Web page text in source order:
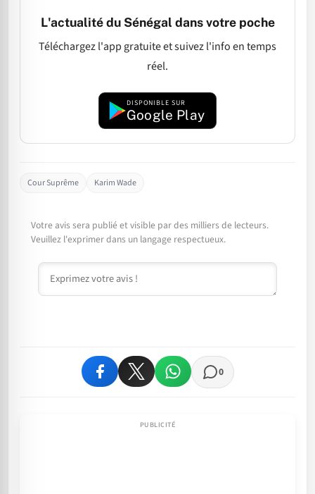
L'actualité du Sénégal dans votre poche
Téléchargez l'app gratuite et suivez l'info en temps
réel.
DISPONIBLE SUR
Google Play
Cour Suprême Karim Wade
Votre avis sera publié et visible par des milliers de lecteurs.
Veuillez l'exprimer dans un langage respectueux.
Commentaire
0